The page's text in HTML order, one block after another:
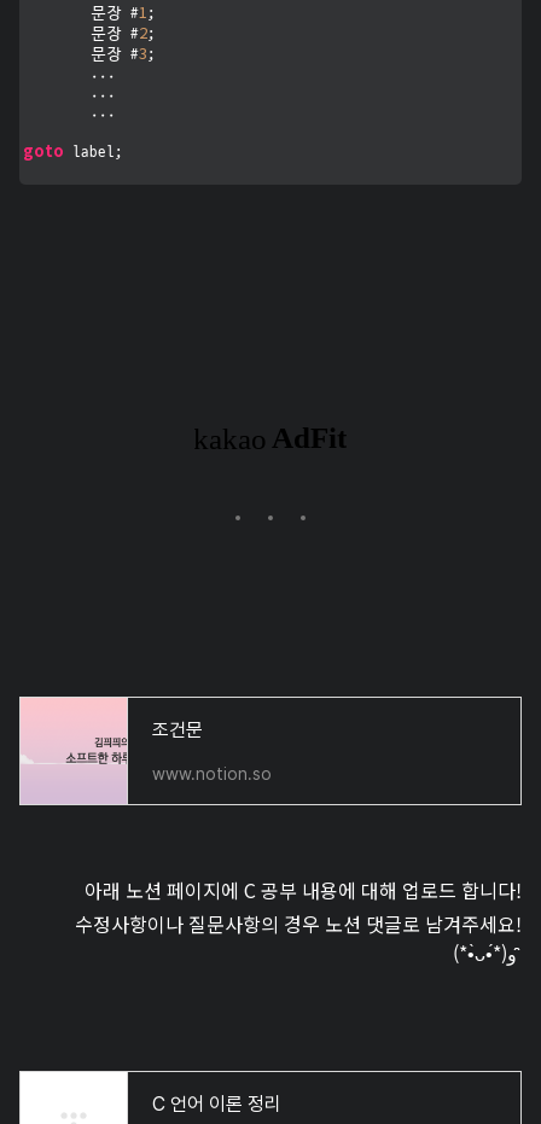
	문장 #
1 ;
	문장 #
2;
	문장 #
3 ;
goto label;
조건문
www.notion.so
아래 노션 페이지에 C 공부 내용에 대해 업로드 합니다!
수정사항이나 질문사항의 경우 노션 댓글로 남겨주세요!
(*•̀ᴗ•́*)و ̑̑
C 언어 이론 정리